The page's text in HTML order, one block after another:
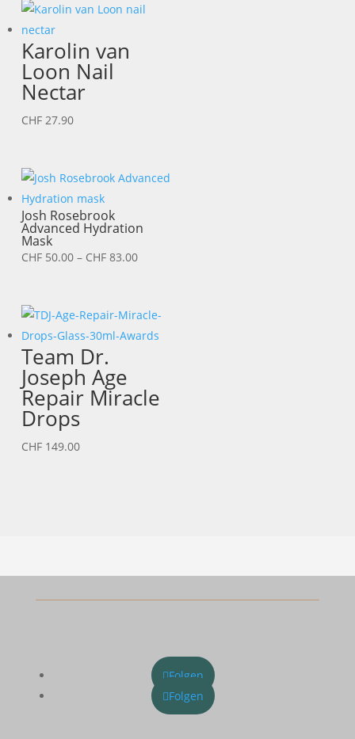
Karolin van
Loon Nail
Nectar
CHF 27.90
Josh Rosebrook
Advanced Hydration
Mask
CHF 50.00 – CHF 83.00Preisspanne:
CHF 83.00
Team Dr.
Joseph Age
Repair Miracle
Drops
CHF 149.00
Folgen
Folgen